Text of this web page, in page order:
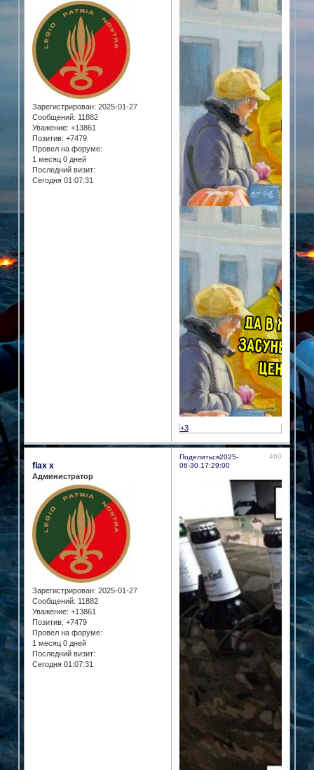
Зарегистрирован: 2025-01-27
Сообщений: 11882
Уважение: +13861
Позитив: +7479
Провел на форуме:
1 месяц 0 дней
Последний визит:
Сегодня 01:07:31
+3
Поделиться 460
2025-
06-30 17:29:00
flax x
Администратор
Зарегистрирован: 2025-01-27
Сообщений: 11882
Уважение: +13861
Позитив: +7479
Провел на форуме:
1 месяц 0 дней
Последний визит:
Сегодня 01:07:31